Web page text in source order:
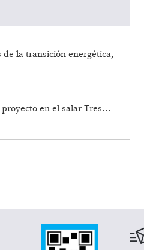
la transición energética,
en el salar Tres...